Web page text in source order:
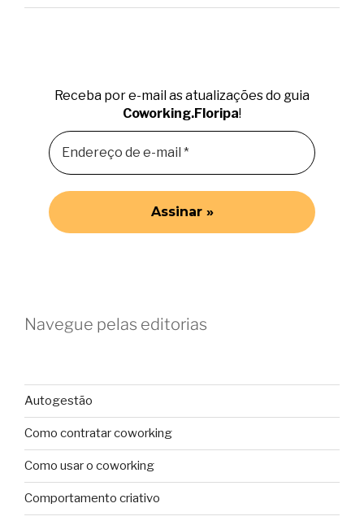
Receba por e-mail as atualizações do guia
Coworking.Floripa!
Navegue pelas editorias
Autogestão
Como contratar coworking
Como usar o coworking
Comportamento criativo